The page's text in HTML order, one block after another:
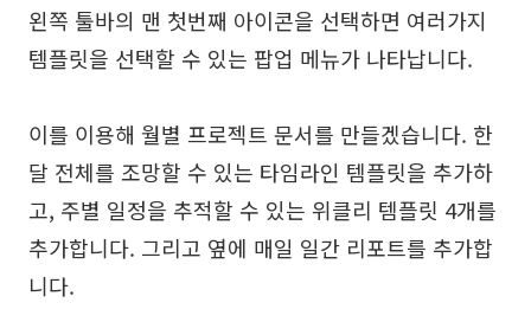
왼쪽 툴바의 맨 첫번째 아이콘을 선택하면 여러가지
템플릿을 선택할 수 있는 팝업 메뉴가 나타납니다.
이를 이용해 월별 프로젝트 문서를 만들겠습니다. 한
달 전체를 조망할 수 있는 타임라인 템플릿을 추가하
고, 주별 일정을 추적할 수 있는 위클리 템플릿 4개를
추가합니다. 그리고 옆에 매일 일간 리포트를 추가합
니다.